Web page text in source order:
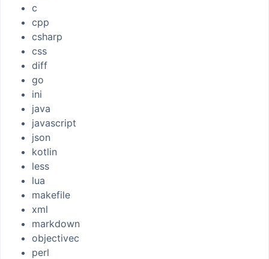
c
cpp
csharp
css
diff
go
ini
java
javascript
json
kotlin
less
lua
makefile
xml
markdown
objectivec
perl